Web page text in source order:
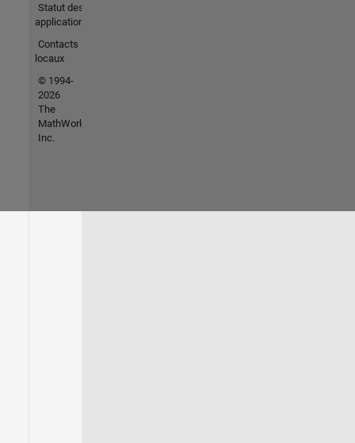
Statut des
applications
Contacts
locaux
© 1994-
2026
The
MathWorks,
Inc.